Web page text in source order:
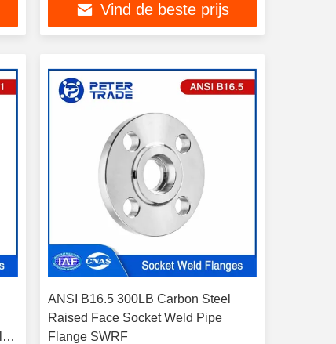
Vind de beste prijs
ANSI B16.5 300LB Carbon Steel
Raised Face Socket Weld Pipe
Flange SWRF